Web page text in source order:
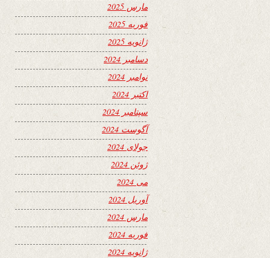
مارس 2025
فوریه 2025
ژانویه 2025
دسامبر 2024
نوامبر 2024
اکتبر 2024
سپتامبر 2024
آگوست 2024
جولای 2024
ژوئن 2024
می 2024
آوریل 2024
مارس 2024
فوریه 2024
ژانویه 2024